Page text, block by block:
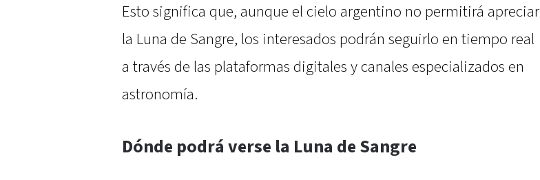
Esto significa que, aunque el cielo argentino no permitirá apreciar
la Luna de Sangre, los interesados podrán seguirlo en tiempo real
a través de las plataformas digitales y canales especializados en
astronomía.
Dónde podrá verse la Luna de Sangre